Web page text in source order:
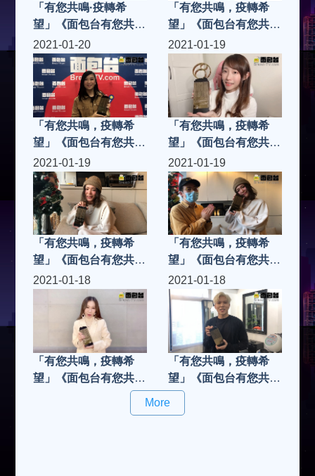
「有您共鳴·疫轉希
望」《面包台有您共鳴
奬2020》「共鳴樂壇
新人」Vera廖貝瑩
「有您共鳴，疫轉希
望」《面包台有您共鳴
奬2020》「共鳴樂壇
新人」楊思琦
2021-01-20
「有您共鳴，疫轉希
望」《面包台有您共鳴
奬2020》「共鳴樂壇
新人」張若希
2021-01-19
「有您共鳴，疫轉希
望」《面包台有您共鳴
奬2020》「共鳴樂壇
新人」蔥蔥
ChungChung
2021-01-19
「有您共鳴，疫轉希
望」《面包台有您共鳴
奬2020》「共鳴樂壇
新人」唐浩嘉Kiko
2021-01-19
「有您共鳴，疫轉希
望」《面包台有您共鳴
奬2020》「共鳴樂壇
新人」唐浩嘉Kiko，
由本台主持人LeonLai
里安拉親自將獎項頒發
給Kiko....
2021-01-18
「有您共鳴，疫轉希
望」《面包台有您共鳴
奬2020》「共鳴樂壇
2021-01-18
「有您共鳴，疫轉希
望」《面包台有您共鳴
奬2020》「共鳴樂壇
新人」應智越
More